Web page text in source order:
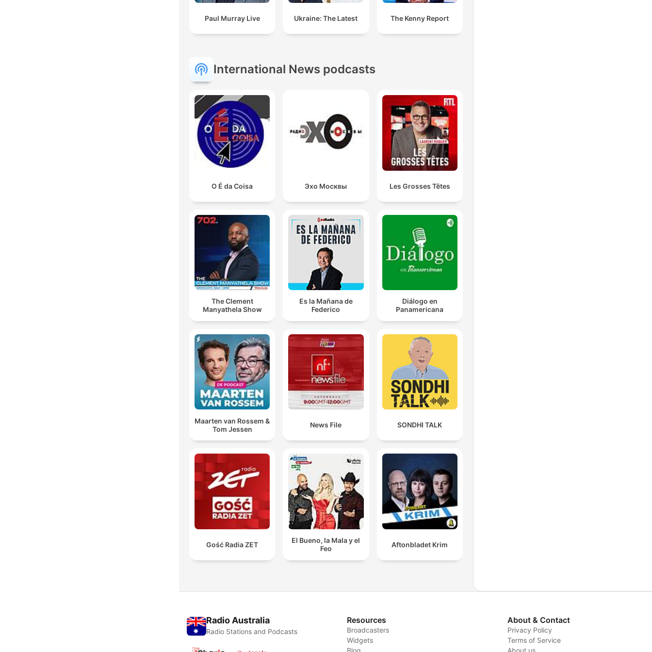
Paul Murray Live Ukraine: The Latest The Kenny Report
International News podcasts
O É da Coisa Эхо Москвы Les Grosses Têtes
The Clement
Manyathela Show
Es la Mañana de
Federico
Diálogo en
Panamericana
Maarten van Rossem &
Tom Jessen
News File SONDHI TALK
Gość Radia ZET
El Bueno, la Mala y el
Feo
Aftonbladet Krim
Radio Australia
Radio Stations and Podcasts
Resources
Broadcasters
Widgets
Blog
About & Contact
Privacy Policy
Terms of Service
About us